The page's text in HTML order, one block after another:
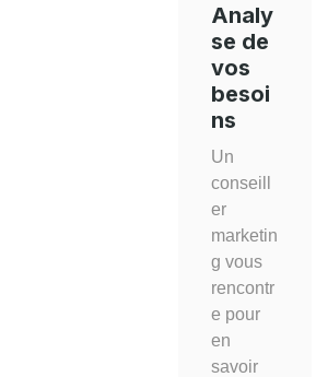
Analy
se de
vos
besoi
ns
Un
conseill
er
marketin
g vous
rencontr
e pour
en
savoir